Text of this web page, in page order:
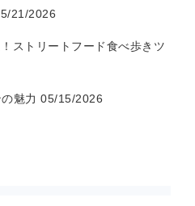
21/2026
ストリートフード食べ歩きツ
魅力 05/15/2026